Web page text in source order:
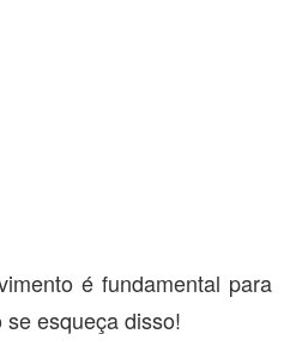
é fundamental para
esqueça disso!